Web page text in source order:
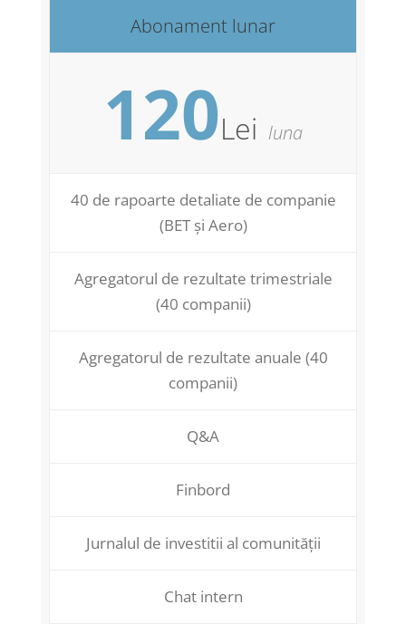
Abonament lunar
120Lei luna
40 de rapoarte detaliate de companie
(BET și Aero)
Agregatorul de rezultate trimestriale
(40 companii)
Agregatorul de rezultate anuale (40
companii)
Q&A
Finbord
Jurnalul de investitii al comunității
Chat intern